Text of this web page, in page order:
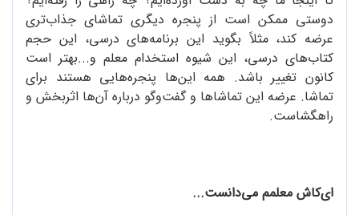
دوستی ممکن است از پنجره دیگری تماشای جذاب‌تری
عرضه کند، مثلاً بگوید این برنامه‌های درسی، این حجم
کتاب‌های درسی، این شیوه استخدام معلم و...بهتر است
کانون تغییر باشد. همه این‌ها پنجره‌هایی هستند برای
تماشا. عرضه این تماشاها و گفت‌وگو درباره آن‌ها اثربخش و
راهگشاست.
ای‌کاش معلمم می‌دانست...